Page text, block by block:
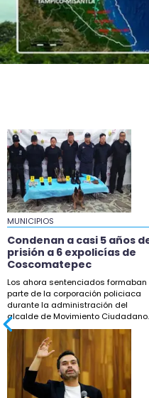
20:53
Ellos asumirán
Úrsulo Galván
19:58
En Chocamán
molestos por obra
19:13
Localizan a
en José Azueta
18:42
Buscan a
Coatzintla
18:33
Maestros de la
adeudos salariales
18:32
Nahle tilda a
desafuero de
MUNICIPIOS
Condenan a casi 5 años
prisión a 6 expolicías de
Coscomatepec
Los ahora sentenciados formaban
parte de la corporación policiaca
durante la administración del
alcalde de Movimiento Ciudadano.